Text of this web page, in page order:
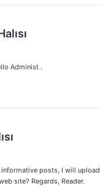
Administ .
:
posts, I will upload
site? Regards, Reader.